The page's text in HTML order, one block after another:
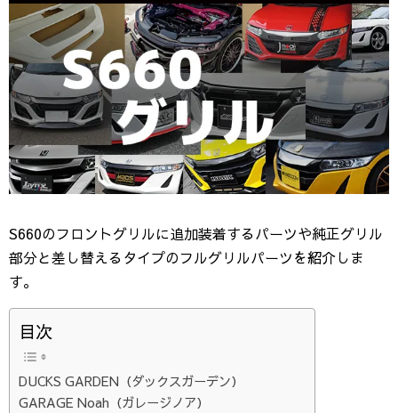
S660のフロントグリルに追加装着するパーツや純正グリル
部分と差し替えるタイプのフルグリルパーツを紹介しま
す。
目次
DUCKS GARDEN（ダックスガーデン）
GARAGE Noah（ガレージノア）